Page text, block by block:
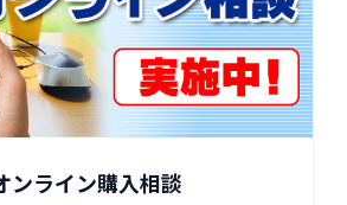
ンライン購入相談